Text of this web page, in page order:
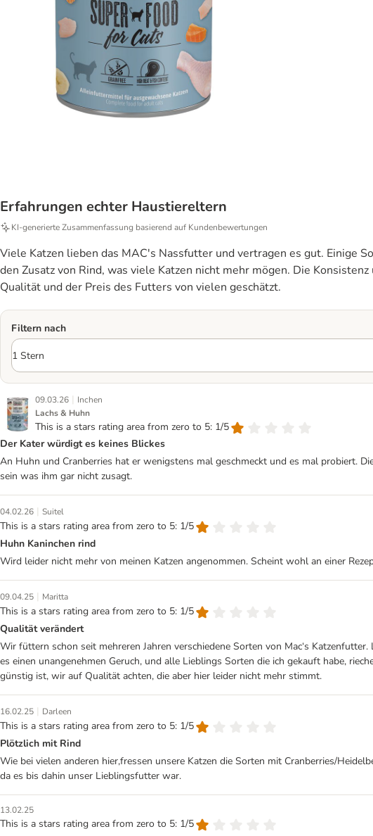
Erfahrungen echter Haustiereltern
KI‑generierte Zusammenfassung basierend auf Kundenbewertungen
Viele Katzen lieben das MAC's Nassfutter und vertragen es gut. Einige
den Zusatz von Rind, was viele Katzen nicht mehr mögen. Die
Qualität und der Preis des Futters von vielen geschätzt.
Filtern nach
09.03.26 | Inchen
Lachs & Huhn
This is a stars rating area from zero to 5: 1/5
Der Kater würdigt es keines Blickes
An Huhn und Cranberries hat er wenigstens mal geschmeckt und es mal probiert.
sein was ihm gar nicht zusagt.
04.02.26 | Suitel
This is a stars rating area from zero to 5: 1/5
Huhn Kaninchen rind
Wird leider nicht mehr von meinen Katzen angenommen. Scheint wohl an einer
09.04.25 | Maritta
This is a stars rating area from zero to 5: 1/5
Qualität verändert
Wir füttern schon seit mehreren Jahren verschiedene Sorten von Mac‘s
es einen unangenehmen Geruch, und alle Lieblings Sorten die ich gekauft habe,
günstig ist, wir auf Qualität achten, die aber hier leider nicht mehr stimmt.
16.02.25 | Darleen
This is a stars rating area from zero to 5: 1/5
Plötzlich mit Rind
Wie bei vielen anderen hier,fressen unsere Katzen die Sorten mit Cranberries/
da es bis dahin unser Lieblingsfutter war.
13.02.25
This is a stars rating area from zero to 5: 1/5